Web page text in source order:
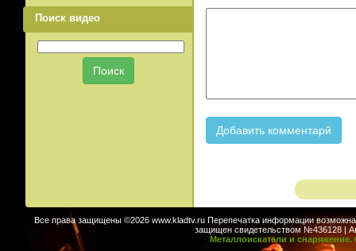
Поиск видео
Все права защищены ©2026 www.kladtv.ru Перепечатка информации возможна
защищен свидетельством №436128 |
Металлоискатели и